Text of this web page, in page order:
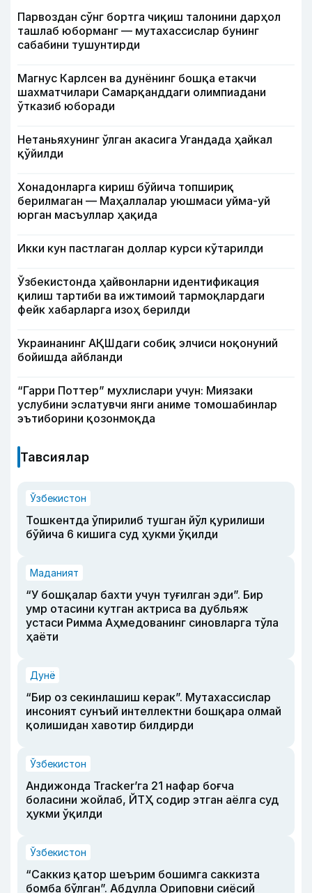
Парвоздан сўнг бортга чиқиш талонини дарҳол
ташлаб юборманг — мутахассислар бунинг
сабабини тушунтирди
Магнус Карлсен ва дунёнинг бошқа етакчи
шахматчилари Самарқанддаги олимпиадани
ўтказиб юборади
Нетаньяхунинг ўлган акасига Угандада ҳайкал
қўйилди
Хонадонларга кириш бўйича топшириқ
берилмаган — Маҳаллалар уюшмаси уйма-уй
юрган масъуллар ҳақида
Икки кун пастлаган доллар курси кўтарилди
Ўзбекистонда ҳайвонларни идентификация
қилиш тартиби ва ижтимоий тармоқлардаги
фейк хабарларга изоҳ берилди
Украинанинг АҚШдаги собиқ элчиси ноқонуний
бойишда айбланди
“Гарри Поттер” мухлислари учун: Миязаки
услубини эслатувчи янги аниме томошабинлар
эътиборини қозонмоқда
Тавсиялар
Ўзбекистон
Тошкентда ўпирилиб тушган йўл қурилиши
бўйича 6 кишига суд ҳукми ўқилди
Маданият
“У бошқалар бахти учун туғилган эди”. Бир
умр отасини кутган актриса ва дубльяж
устаси Римма Аҳмедованинг синовларга тўла
ҳаёти
Дунё
“Бир оз секинлашиш керак”. Мутахассислар
инсоният сунъий интеллектни бошқара олмай
қолишидан хавотир билдирди
Ўзбекистон
Андижонда Tracker’га 21 нафар боғча
боласини жойлаб, ЙТҲ содир этган аёлга суд
ҳукми ўқилди
Ўзбекистон
“Саккиз қатор шеърим бошимга саккизта
бомба бўлган”. Абдулла Ориповни сиёсий